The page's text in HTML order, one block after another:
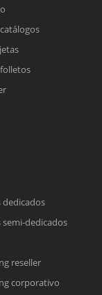
el formulario
dedicados
semi-dedicados
reseller
corporativo